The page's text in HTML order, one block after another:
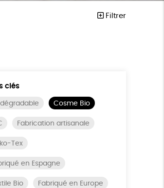
Filtrer
clés
Cosme Bio
Fabrication artisanale
Tex
en Espagne
Bio Fabriqué en Europe